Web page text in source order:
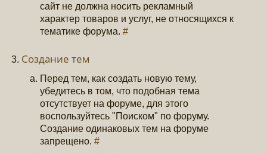
сайт не должна носить рекламный
характер товаров и услуг, не относящихся к
тематике форума.#
Создание тем
Перед тем, как создать новую тему,
убедитесь в том, что подобная тема
отсутствует на форуме, для этого
воспользуйтесь "Поиском" по форуму.
Создание одинаковых тем на форуме
запрещено.#